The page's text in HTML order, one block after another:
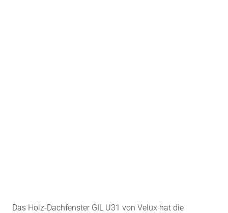
Das Holz-Dachfenster GIL U31 von Velux hat die